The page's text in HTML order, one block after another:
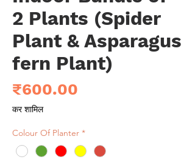
2 Plants (Spider
Plant & Asparagus
fern Plant)
₹600.00
कर शामिल
Colour Of Planter *